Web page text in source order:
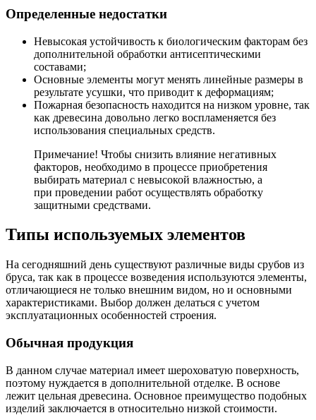
Определенные недостатки
Невысокая устойчивость к биологическим факторам без
дополнительной обработки антисептическими
составами;
Основные элементы могут менять линейные размеры в
результате усушки, что приводит к деформациям;
Пожарная безопасность находится на низком уровне, так
как древесина довольно легко воспламеняется без
использования специальных средств.
Примечание! Чтобы снизить влияние негативных
факторов, необходимо в процессе приобретения
выбирать материал с невысокой влажностью, а
при проведении работ осуществлять обработку
защитными средствами.
Типы используемых элементов
На сегодняшний день существуют различные виды срубов из
бруса, так как в процессе возведения используются элементы,
отличающиеся не только внешним видом, но и основными
характеристиками. Выбор должен делаться с учетом
эксплуатационных особенностей строения.
Обычная продукция
В данном случае материал имеет шероховатую поверхность,
поэтому нуждается в дополнительной отделке. В основе
лежит цельная древесина. Основное преимущество подобных
изделий заключается в относительно низкой стоимости.